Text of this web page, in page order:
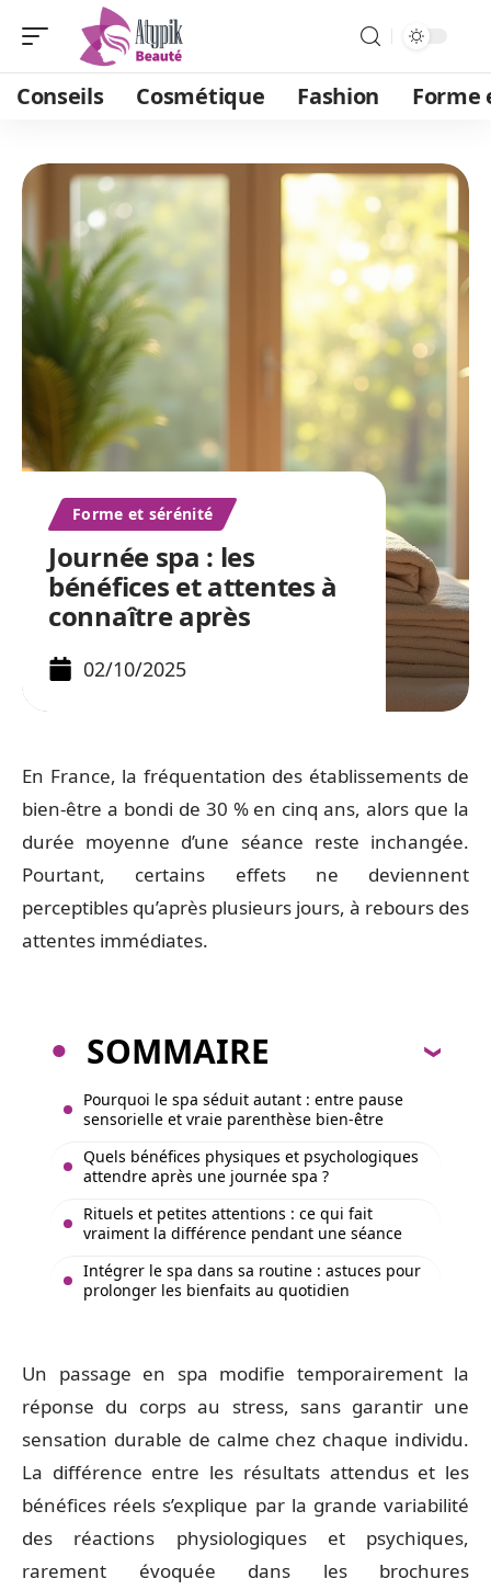
Conseils Cosmétique Fashion Forme
Forme et sérénité
Journée spa : les
bénéfices et attentes à
connaître après
02/10/2025
En France, la fréquentation des établissements de
bien-être a bondi de 30 % en cinq ans, alors que la
durée moyenne d’une séance reste inchangée.
Pourtant, certains effets ne deviennent
perceptibles qu’après plusieurs jours, à rebours des
attentes immédiates.
SOMMAIRE
Pourquoi le spa séduit autant : entre pause
sensorielle et vraie parenthèse bien-être
Quels bénéfices physiques et psychologiques
attendre après une journée spa ?
Rituels et petites attentions : ce qui fait
vraiment la différence pendant une séance
Intégrer le spa dans sa routine : astuces pour
prolonger les bienfaits au quotidien
Un passage en spa modifie temporairement la
réponse du corps au stress, sans garantir une
sensation durable de calme chez chaque individu.
La différence entre les résultats attendus et les
bénéfices réels s’explique par la grande variabilité
des réactions physiologiques et psychiques,
rarement évoquée dans les brochures